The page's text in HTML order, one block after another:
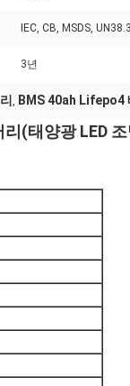
IEC, CB, MSDS,
3년
, BMS 40ah Lifepo4
(태양광 LED